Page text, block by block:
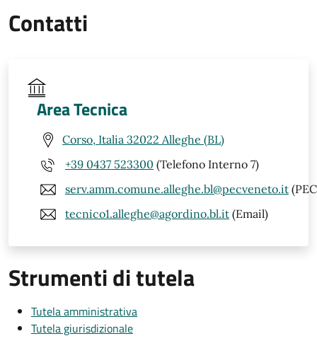
Contatti
Area Tecnica
Corso, Italia 32022 Alleghe (BL)
+39 0437 523300 (Telefono Interno 7)
serv.amm.comune.alleghe.bl@pecveneto.it
tecnico1.alleghe@agordino.bl.it (Email)
Strumenti di tutela
Tutela amministrativa
Tutela giurisdizionale